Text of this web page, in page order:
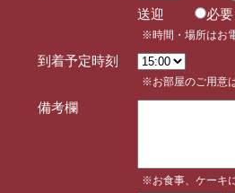
送迎
※時間・場所はお
到着予定時刻
※お部屋のご用意
備考欄
※お食事、ケーキ